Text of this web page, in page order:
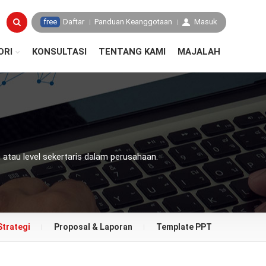
KONSULTASI TENTANG KAMI MAJALAH
free Daftar Panduan Keanggotaan Masuk
level sekertaris dalam perusahaan.
Proposal & Laporan Template PPT